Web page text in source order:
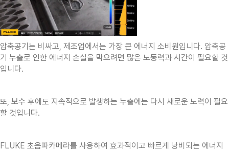
압축공기는 비싸고, 제조업에서는 가장 큰 에너지 소비원입니다. 압축공
기 누출로 인한 에너지 손실을 막으려면 많은 노동력과 시간이 필요할 것
입니다.
또, 보수 후에도 지속적으로 발생하는 누출에는 다시 새로운 노력이 필요
할 것입니다.
FLUKE 초음파카메라를 사용하여 효과적이고 빠르게 낭비되는 에너지